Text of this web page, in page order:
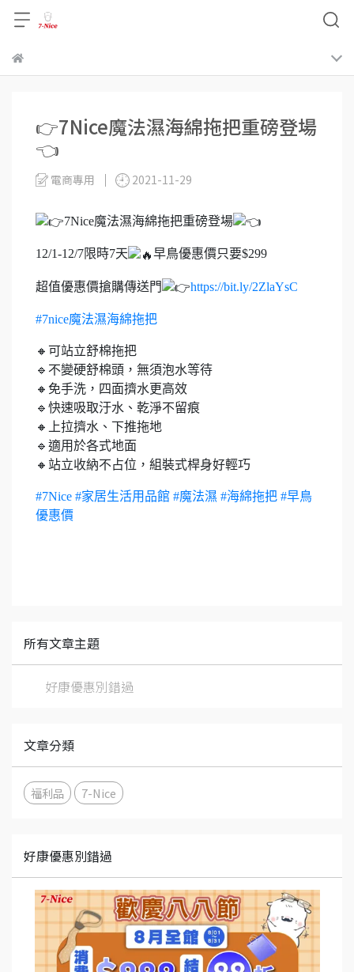
貨，訂單將會由系統取消
👉7Nice魔法濕海綿拖把重磅登場
👈
電商專用 2021-11-29
7Nice魔法濕海綿拖把重磅登場
12/1-12/7限時7天 早鳥優惠價只要$299
超值優惠價搶購傳送門 https://bit.ly/2ZlaYsC
#7nice魔法濕海綿拖把
🔸可站立舒棉拖把
🔹不變硬舒棉頭，無須泡水等待
🔸免手洗，四面擠水更高效
🔹快速吸取汙水、乾淨不留痕
🔸上拉擠水、下推拖地
🔹適用於各式地面
🔸站立收納不占位，組裝式桿身好輕巧
#7Nice #家居生活用品館 #魔法濕 #海綿拖把 #早鳥
優惠價
所有文章主題
好康優惠別錯過
文章分類
福利品 7-Nice
好康優惠別錯過